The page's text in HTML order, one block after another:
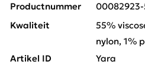
Productnummer
Kwaliteit
55%
nylon, 1%
Artikel ID
Yara